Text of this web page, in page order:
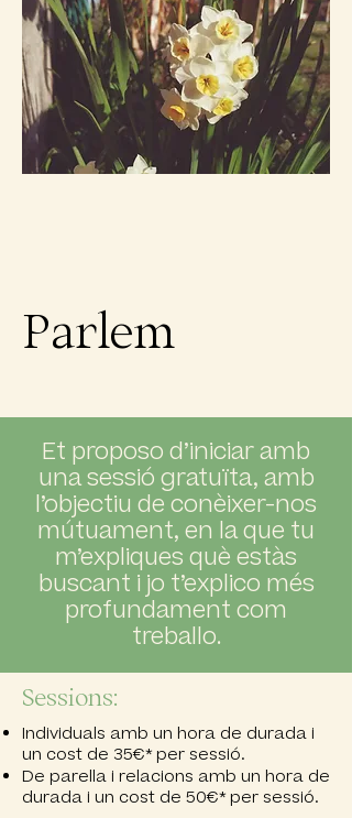
Parlem
Et proposo d’iniciar amb
una sessió gratuïta, amb
l’objectiu de conèixer-nos
mútuament, en la que tu
m’expliques què estàs
buscant i jo t’explico més
profundament com
treballo.
Sessions:
Individuals amb un hora de durada i
un cost de 35€* per sessió.
De parella i relacions amb un hora de
durada i un cost de 50€* per sessió.